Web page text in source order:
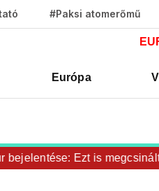
#Paksi atomerőmű
Európa
Ezt is